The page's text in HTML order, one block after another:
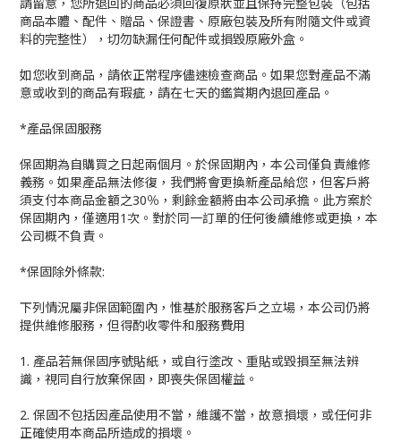
商品本體、配件、贈品、保證書、原廠包裝及所有附隨文件或資
料的完整性），切勿缺漏任何配件或損毀原廠外盒。
如您收到商品，請依正常程序儘速檢查商品。如果您對產品不滿
意或收到的商品有瑕疵，請在七天的鑑賞期內退回產品。
*產品保固服務
保固期為自購買之日起兩個月。於保固期內，本公司僅負責維修
義務。如果產品無法修復，我們將會更換新產品給您，但客戶將
須支付本商品金額之30％，剩餘金額將由本公司承擔。此方案於
保固期內，僅適用1次。對於同一訂單的任何後續維修或更換，本
公司概不負責。
*保固除外條款:
下列情況屬非保固範圍內，惟基於服務客戶之立場，本公司仍將
提供維修服務，但得酌收零件和服務費用
1. 產品若無保固序號貼紙，或自行塗改、重貼或毀損至無法辨
識，視同自行放棄保固，即喪失保固權益。
2. 保固不包括因產品使用不當，維護不當，故意損壞，或任何非
正確使用本商品所造成的損壞。